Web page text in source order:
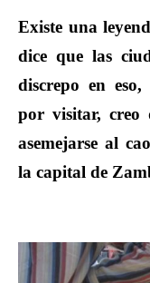
Existe una
dice que las
discrepo en
por visitar, creo
asemejarse al
la capital de